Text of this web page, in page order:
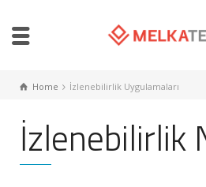
Home İzlenebilirlik Uygulamaları
İzlenebilirlik